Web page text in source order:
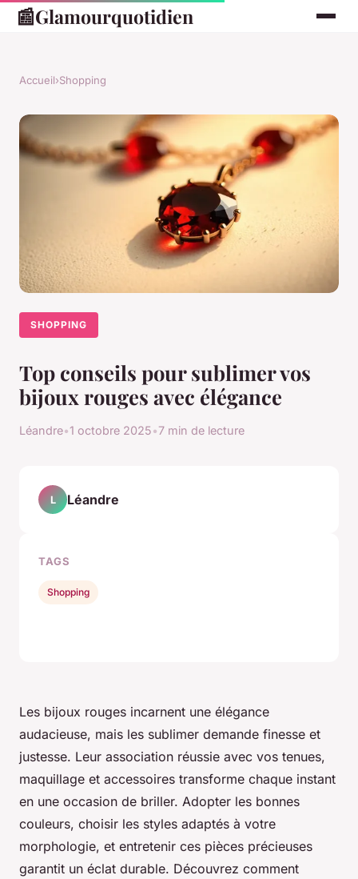
📰Glamourquotidien
Accueil›Shopping
SHOPPING
Top conseils pour sublimer vos
bijoux rouges avec élégance
Léandre•1 octobre 2025•7 min de lecture
Les bijoux rouges incarnent une élégance
audacieuse, mais les sublimer demande finesse et
justesse. Leur association réussie avec vos tenues,
maquillage et accessoires transforme chaque instant
en une occasion de briller. Adopter les bonnes
couleurs, choisir les styles adaptés à votre
morphologie, et entretenir ces pièces précieuses
garantit un éclat durable. Découvrez comment
L Léandre
TAGS
Shopping